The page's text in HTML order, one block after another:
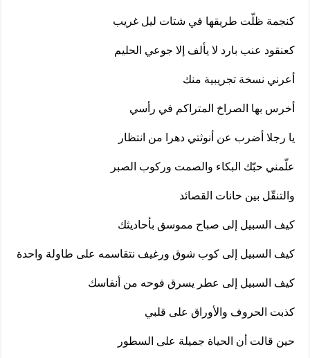
كنجمة ظلّت طريقها في شتات ليل غريب
كعنقود عنب بارد لا يألف إلا جوعي الحليم
أعرني نسخة تجريبية منك
أخرس بها الصراخ المتراكم في رأسي
يا رجلا أضرب عن أنوثتي دهرا من انتظار
علّمني حبّك البكاء والصمت وركوب الصبر
والتنقّل بين حانات القصائد
كيف السبيل إلى صباح مموسق بأحاديثك
كيف السبيل إلى كوب شوق ورغيف نتقاسمه على طاولة واحدة
كيف السبيل إلى عطر يسرق فوحه من أنفاسك
كذبت الحروف والأوراق على قلبي
حين قالت أن الحياة جميلة على السطور